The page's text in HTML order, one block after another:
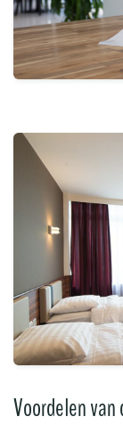
Voordelen